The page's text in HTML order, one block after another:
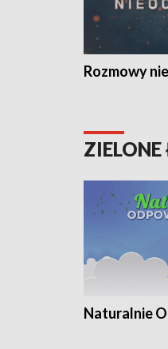
Rozmowy
Naturalnie